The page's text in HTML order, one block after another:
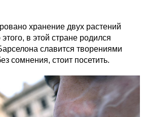
хранение двух растений
в этой стране родился
славится творениями
сомнения, стоит посетить.